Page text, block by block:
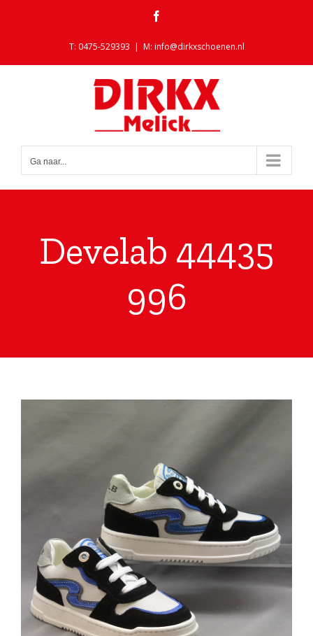
T: 0475-529393 | M: info@dirkxschoenen.nl
Ga naar...
Develab 44435
996